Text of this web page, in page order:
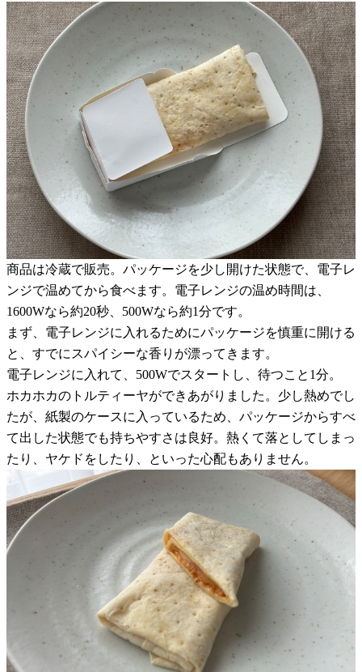
商品は冷蔵で販売。パッケージを少し開けた状態で、電子レ
ンジで温めてから食べます。電子レンジの温め時間は、
1600Wなら約20秒、500Wなら約1分です。
まず、電子レンジに入れるためにパッケージを慎重に開ける
と、すでにスパイシーな香りが漂ってきます。
電子レンジに入れて、500Wでスタートし、待つこと1分。
ホカホカのトルティーヤができあがりました。少し熱めでし
たが、紙製のケースに入っているため、パッケージからすべ
て出した状態でも持ちやすさは良好。熱くて落としてしまっ
たり、ヤケドをしたり、といった心配もありません。